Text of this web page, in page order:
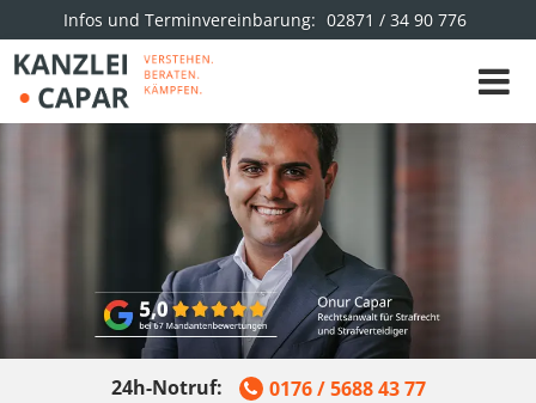
Infos und Terminvereinbarung: 02871 / 34 90 776
24h-Notruf: 0176 / 5688 43 77